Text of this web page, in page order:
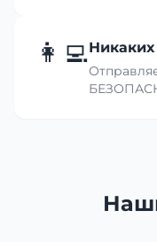
👩‍💻